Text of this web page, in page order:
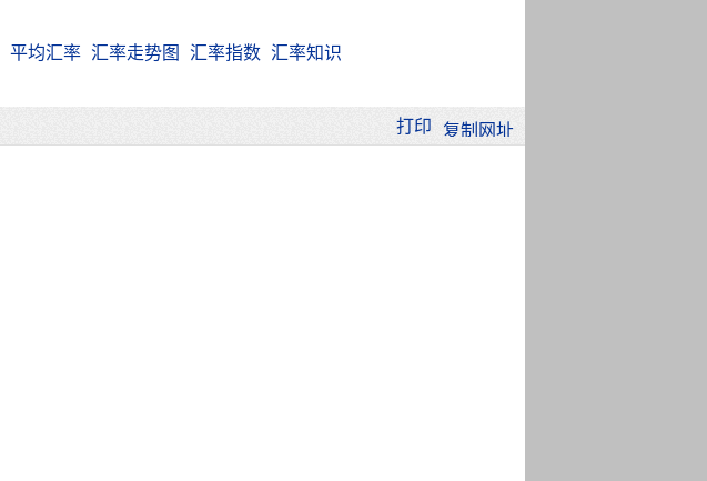
平均汇率 汇率走势图 汇率指数 汇率知识
打印